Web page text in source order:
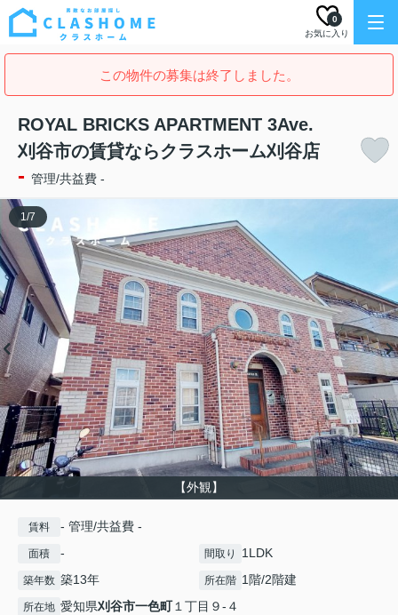
お気に入り
0
この物件の募集は終了しました。
ROYAL BRICKS APARTMENT 3Ave.
刈谷市の賃貸ならクラスホーム刈谷店
- 管理/共益費 -
【外観】
1/7
賃料 - 管理/共益費 -
面積 - 間取り 1LDK
築年数 築13年 所在階 1階/2階建
所在地 愛知県刈谷市一色町１丁目９-４